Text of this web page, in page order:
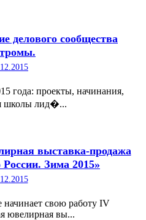
делового сообщества
года: проекты, начинания,
школы лид�...
выставка-продажа
России. Зима 2015»
начинает свою работу IV
ювелирная вы...